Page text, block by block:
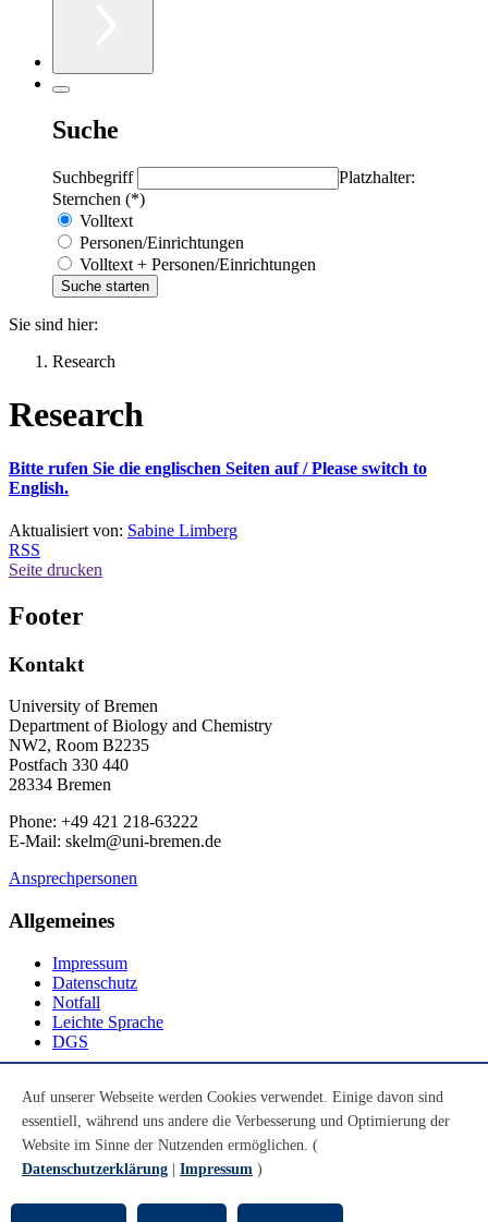
Suche
Suchbegriff
Platzhalter:
Sternchen (*)
Volltext
Personen/Einrichtungen
Volltext + Personen/Einrichtungen
Sie sind hier:
Research
Research
Bitte rufen Sie die englischen Seiten auf /Please switch to
English.
Aktualisiert von: Sabine Limberg
RSS
Seite drucken
Footer
Kontakt
University of Bremen
Department of Biology and Chemistry
NW2, Room B2235
Postfach 330 440
28334 Bremen
Phone: +49 421 218-63222
E-Mail: skelm@uni-bremen.de
Ansprechpersonen
Allgemeines
Impressum
Datenschutz
Notfall
Leichte Sprache
DGS
Youtube
Instagram
LinkedIn
Auf unserer Webseite werden Cookies verwendet. Einige davon sind
essentiell, während uns andere die Verbesserung und Optimierung der
Website im Sinne der Nutzenden ermöglichen. (
Datenschutzerklärung
Impressum )